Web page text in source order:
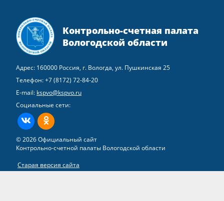
Контрольно-счетная палата
Вологодской области
Адрес: 160000 Россия, г. Вологда, ул. Пушкинская 25
Телефон:+7 (8172) 72-84-20
E-mail: kspvo@kspvo.ru
Социальные сети:
ВКонтактеОдноклассники
© 2026 Официальный сайт
Контрольно-счетной палаты Вологодской области
Старая версия сайта